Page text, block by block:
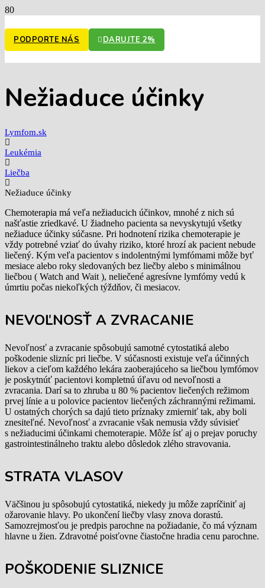
PODPORTE NÁS DARUJTE 2%
Nežiaduce účinky
Lymfom.sk
Leukémia
Liečba
Nežiaduce účinky
Chemoterapia má veľa nežiaducich účinkov, mnohé z nich sú
našťastie zriedkavé. U žiadneho pacienta sa nevyskytujú všetky
nežiaduce účinky súčasne. Pri hodnotení rizika chemoterapie je
vždy potrebné vziať do úvahy riziko, ktoré hrozí ak pacient nebude
liečený. Kým veľa pacientov s indolentnými lymfómami môže byť
mesiace alebo roky sledovaných bez liečby alebo s minimálnou
liečbou ( Watch and Wait ), neliečené agresívne lymfómy vedú k
úmrtiu počas niekoľkých týždňov, či mesiacov.
NEVOĽNOSŤ A ZVRACANIE
Nevoľnosť a zvracanie spôsobujú samotné cytostatiká alebo
poškodenie slizníc pri liečbe. V súčasnosti existuje veľa účinných
liekov a cieľom každého lekára zaoberajúceho sa liečbou lymfómov
je poskytnúť pacientovi kompletnú úľavu od nevoľnosti a
zvracania. Darí sa to zhruba u 80 % pacientov liečených režimom
prvej línie a u polovice pacientov liečených záchrannými režimami.
U ostatných chorých sa dajú tieto príznaky zmierniť tak, aby boli
znesiteľné. Nevoľnosť a zvracanie však nemusia vždy súvisieť
s nežiaducimi účinkami chemoterapie. Môže ísť aj o prejav poruchy
gastrointestinálneho traktu alebo dôsledok zlého stravovania.
STRATA VLASOV
Väčšinou ju spôsobujú cytostatiká, niekedy ju môže zapríčiniť aj
ožarovanie hlavy. Po ukončení liečby vlasy znova dorastú.
Samozrejmosťou je predpis parochne na požiadanie, čo má význam
hlavne u žien. Zdravotné poisťovne čiastočne hradia cenu parochne.
POŠKODENIE SLIZNICE